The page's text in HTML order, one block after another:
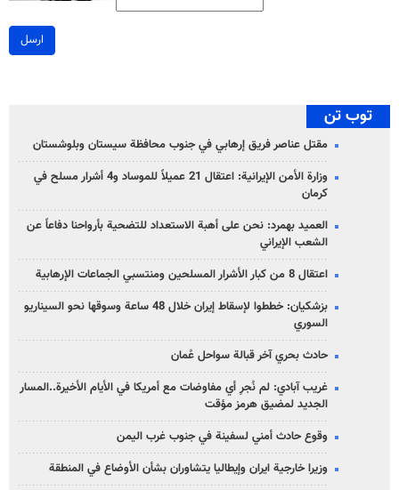
ارسل
توب تن
مقتل عناصر فريق إرهابي في جنوب محافظة سيستان وبلوشستان
وزارة الأمن الإيرانية: اعتقال 21 عميلاً للموساد و4 أشرار مسلح في
كرمان
العميد بهمرد: نحن على أهبة الاستعداد للتضحية بأرواحنا دفاعاً عن
الشعب الإيراني
اعتقال 8 من كبار الأشرار المسلحين ومنتسبي الجماعات الإرهابية
بزشكيان: خططوا لإسقاط إيران خلال 48 ساعة وسوقها نحو السيناريو
السوري
حادث بحري آخر قبالة سواحل عُمان
غريب آبادي: لم نُجرِ أي مفاوضات مع أمريكا في الأيام الأخيرة..المسار
الجديد لمضيق هرمز مؤقت
وقوع حادث أمني لسفينة في جنوب غرب اليمن
وزيرا خارجية ايران وإيطاليا يتشاوران بشأن الأوضاع في المنطقة